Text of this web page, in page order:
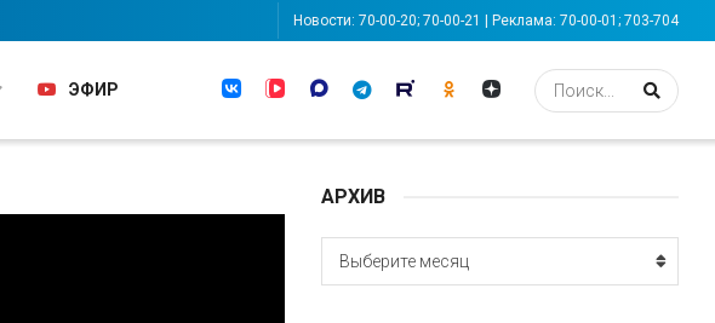
Новости: 70-00-20; 70-00-21 | Реклама: 70-00-01; 703-704
ЭФИР
АРХИВ
АРХИВ
Выберите месяц